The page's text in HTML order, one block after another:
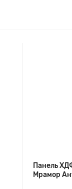
Панель
Мрамор